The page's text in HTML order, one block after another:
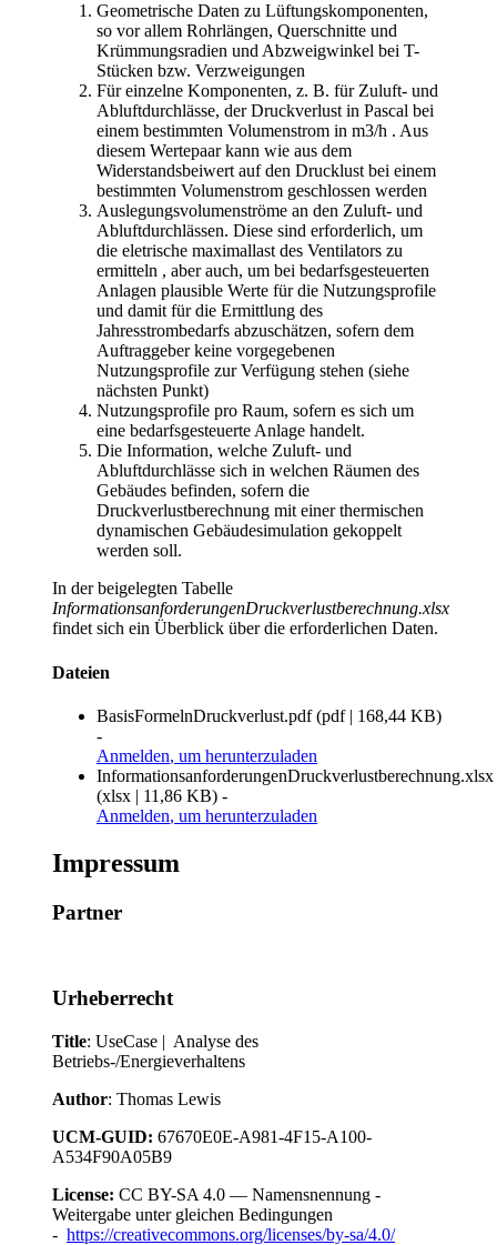
Geometrische Daten zu Lüftungskomponenten,
so vor allem Rohrlängen, Querschnitte und
Krümmungsradien und Abzweigwinkel bei T-
Stücken bzw. Verzweigungen
Für einzelne Komponenten, z. B. für Zuluft- und
Abluftdurchlässe, der Druckverlust in Pascal bei
einem bestimmten Volumenstrom in m3/h . Aus
diesem Wertepaar kann wie aus dem
Widerstandsbeiwert auf den Drucklust bei einem
bestimmten Volumenstrom geschlossen werden
Auslegungsvolumenströme an den Zuluft- und
Abluftdurchlässen. Diese sind erforderlich, um
die eletrische maximallast des Ventilators zu
ermitteln , aber auch, um bei bedarfsgesteuerten
Anlagen plausible Werte für die Nutzungsprofile
und damit für die Ermittlung des
Jahresstrombedarfs abzuschätzen, sofern dem
Auftraggeber keine vorgegebenen
Nutzungsprofile zur Verfügung stehen (siehe
nächsten Punkt)
Nutzungsprofile pro Raum, sofern es sich um
eine bedarfsgesteuerte Anlage handelt.
Die Information, welche Zuluft- und
Abluftdurchlässe sich in welchen Räumen des
Gebäudes befinden, sofern die
Druckverlustberechnung mit einer thermischen
dynamischen Gebäudesimulation gekoppelt
werden soll.
In der beigelegten Tabelle
InformationsanforderungenDruckverlustberechnung.xlsx
findet sich ein Überblick über die erforderlichen Daten.
Dateien
BasisFormelnDruckverlust.pdf (pdf| 168,44 KB)
-
Anmelden, um herunterzuladen
InformationsanforderungenDruckverlustberechnung.xlsx
(xlsx | 11,86 KB) -
Anmelden, um herunterzuladen
Impressum
Partner
Urheberrecht
Title: UseCase | Analyse des
Betriebs-/Energieverhaltens
Author: Thomas Lewis
UCM-GUID: 67670E0E-A981-4F15-A100-
A534F90A05B9
License: CC BY-SA 4.0 — Namensnennung -
Weitergabe unter gleichen Bedingungen
- https://creativecommons.org/licenses/by-sa/4.0/